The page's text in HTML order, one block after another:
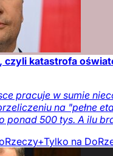
czyli katastrofa
pracuje w sumie
na "pełne
ponad 500 tys. A ilu
Tylko na